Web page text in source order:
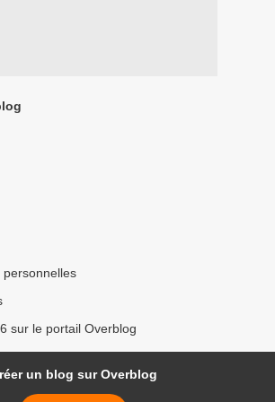
sur le portail Overblog
un blog sur Overblog